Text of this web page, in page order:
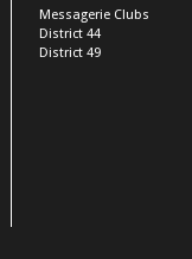
Messagerie Clubs
District 44
District 49